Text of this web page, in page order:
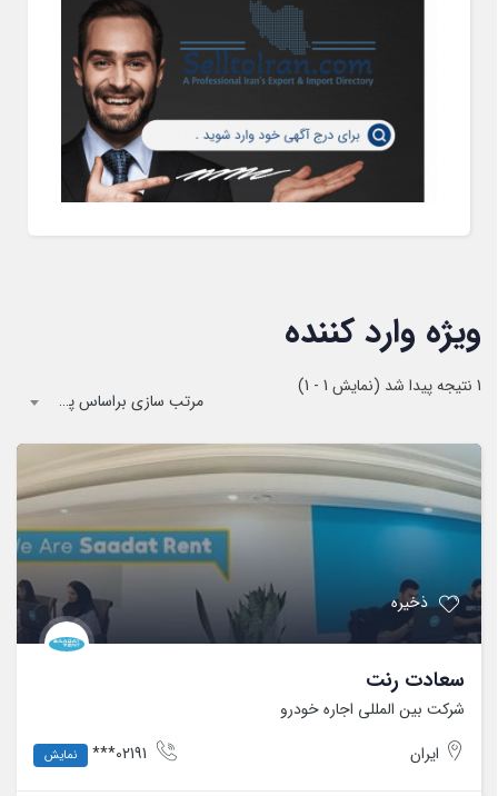
ویژه وارد کننده
1نتیجه پیدا شد (نمایش 1 - 1)
مرتب سازی براساس پیشفرض
ذخیره
سعادت رنت
شرکت بین المللی اجاره خودرو
ایران
نمایش